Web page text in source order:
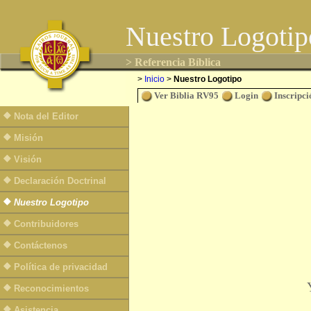
Nuestro
> Referencia Bíblica
> Inicio > Nuestro Logotipo
Ver Biblia RV95 Login
Nota del Editor
Misión
Visión
Declaración Doctrinal
Nuestro Logotipo
Contribuidores
Contáctenos
Política de privacidad
Reconocimientos